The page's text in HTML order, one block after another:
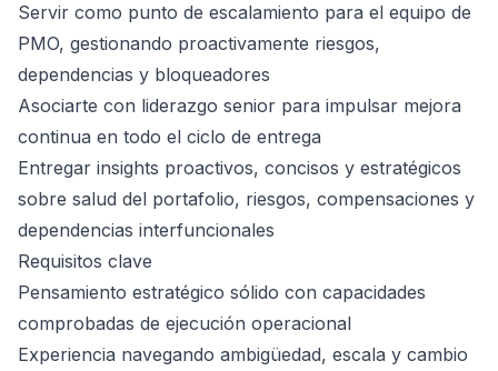
Servir como punto de escalamiento para el equipo de
PMO, gestionando proactivamente riesgos,
dependencias y bloqueadores
Asociarte con liderazgo senior para impulsar mejora
continua en todo el ciclo de entrega
Entregar insights proactivos, concisos y estratégicos
sobre salud del portafolio, riesgos, compensaciones y
dependencias interfuncionales
Requisitos clave
Pensamiento estratégico sólido con capacidades
comprobadas de ejecución operacional
Experiencia navegando ambigüedad, escala y cambio